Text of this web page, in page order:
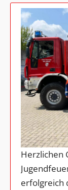
Herzlichen
erfolgreich